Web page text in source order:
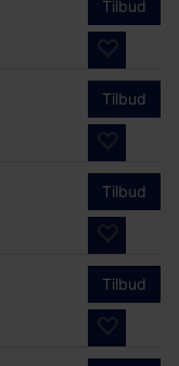
Tilbud
Tilbud
Tilbud
Tilbud